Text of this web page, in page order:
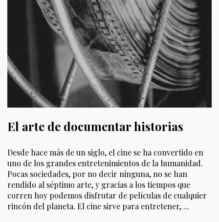
El arte de documentar historias
Desde hace más de un siglo, el cine se ha convertido en
uno de los grandes entretenimientos de la humanidad.
Pocas sociedades, por no decir ninguna, no se han
rendido al séptimo arte, y gracias a los tiempos que
corren hoy podemos disfrutar de películas de cualquier
rincón del planeta. El cine sirve para entretener, ...